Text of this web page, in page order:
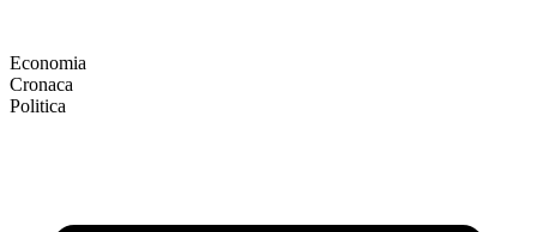
Economia
Cronaca
Politica